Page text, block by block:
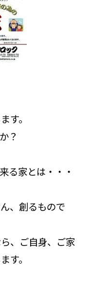
す。
？
る家とは・・・
、創るもので
、ご自身、ご家
す。